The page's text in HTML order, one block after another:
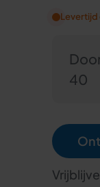
Levertijd
40